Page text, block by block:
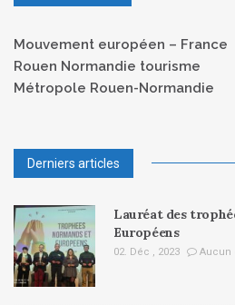
Mouvement européen – France
Rouen Normandie tourisme
Métropole Rouen-Normandie
Derniers articles
Lauréat des
Européens
02. Déc , 2023 Aucun